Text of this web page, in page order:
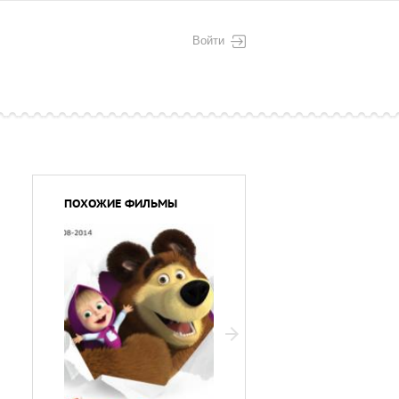
Войти
ПОХОЖИЕ ФИЛЬМЫ